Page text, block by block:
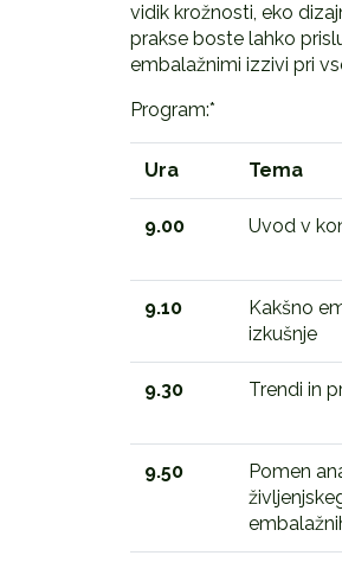
vidik krožnosti, eko
prakse boste lahko
embalažnimi izzivi pri
Program:*
Ura Tema
9.00 Uvod v
9.10
Kakšno
izkušnje
9.30 Trendi in
9.50
Pomen